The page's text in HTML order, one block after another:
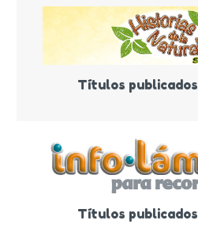
Títulos publicados
Títulos publicados